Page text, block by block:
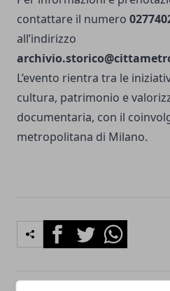
contattare il numero
all’indirizzo
L’evento rientra tra le
cultura, patrimonio e
documentaria, con il
metropolitana di Milano.
FacebookTwitterWhatsapp